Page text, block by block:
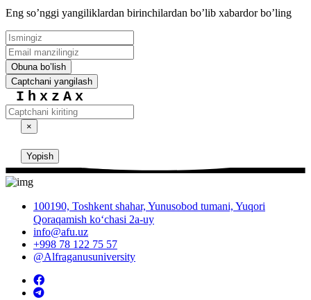
Eng soʼnggi yangiliklardan birinchilardan boʼlib xabardor boʼling
Obuna boʼlish
Captchani yangilash
IhxzAx
×
Yopish
100190, Toshkent shahar, Yunusobod tumani, Yuqori
Qoraqamish ko‘chasi 2a-uy
info@afu.uz
+998 78 122 75 57
@Alfraganusuniversity